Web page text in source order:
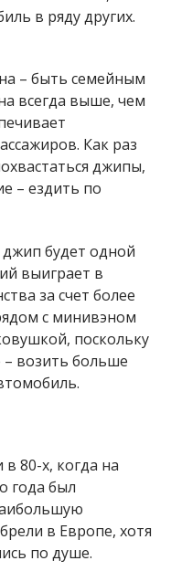
в ряду других.
– быть семейным
всегда выше, чем
Как раз
джипы,
– ездить по
будет одной
выиграет в
за счет более
с минивэном
поскольку
– возить больше
80-х, когда на
года был
в Европе, хотя
по душе.